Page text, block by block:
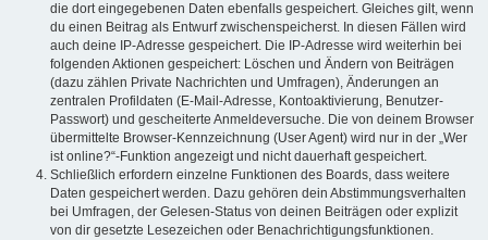
die dort eingegebenen Daten ebenfalls gespeichert. Gleiches gilt, wenn
du einen Beitrag als Entwurf zwischenspeicherst. In diesen Fällen wird
auch deine IP-Adresse gespeichert. Die IP-Adresse wird weiterhin bei
folgenden Aktionen gespeichert: Löschen und Ändern von Beiträgen
(dazu zählen Private Nachrichten und Umfragen), Änderungen an
zentralen Profildaten (E-Mail-Adresse, Kontoaktivierung, Benutzer-
Passwort) und gescheiterte Anmeldeversuche. Die von deinem Browser
übermittelte Browser-Kennzeichnung (User Agent) wird nur in der „Wer
ist online?“-Funktion angezeigt und nicht dauerhaft gespeichert.
Schließlich erfordern einzelne Funktionen des Boards, dass weitere
Daten gespeichert werden. Dazu gehören dein Abstimmungsverhalten
bei Umfragen, der Gelesen-Status von deinen Beiträgen oder explizit
von dir gesetzte Lesezeichen oder Benachrichtigungsfunktionen.